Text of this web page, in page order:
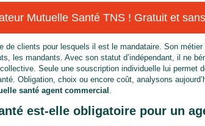
Mutuelle Santé TNS ! Gratuit et
de clients pour lesquels il est le mandataire. Son
les mandants. Avec son statut d’indépendant, il ne
Seule une souscription individuelle lui permet
Obligation, choix ou encore coût, analysons
santé agent commercial .
est-elle obligatoire pour un